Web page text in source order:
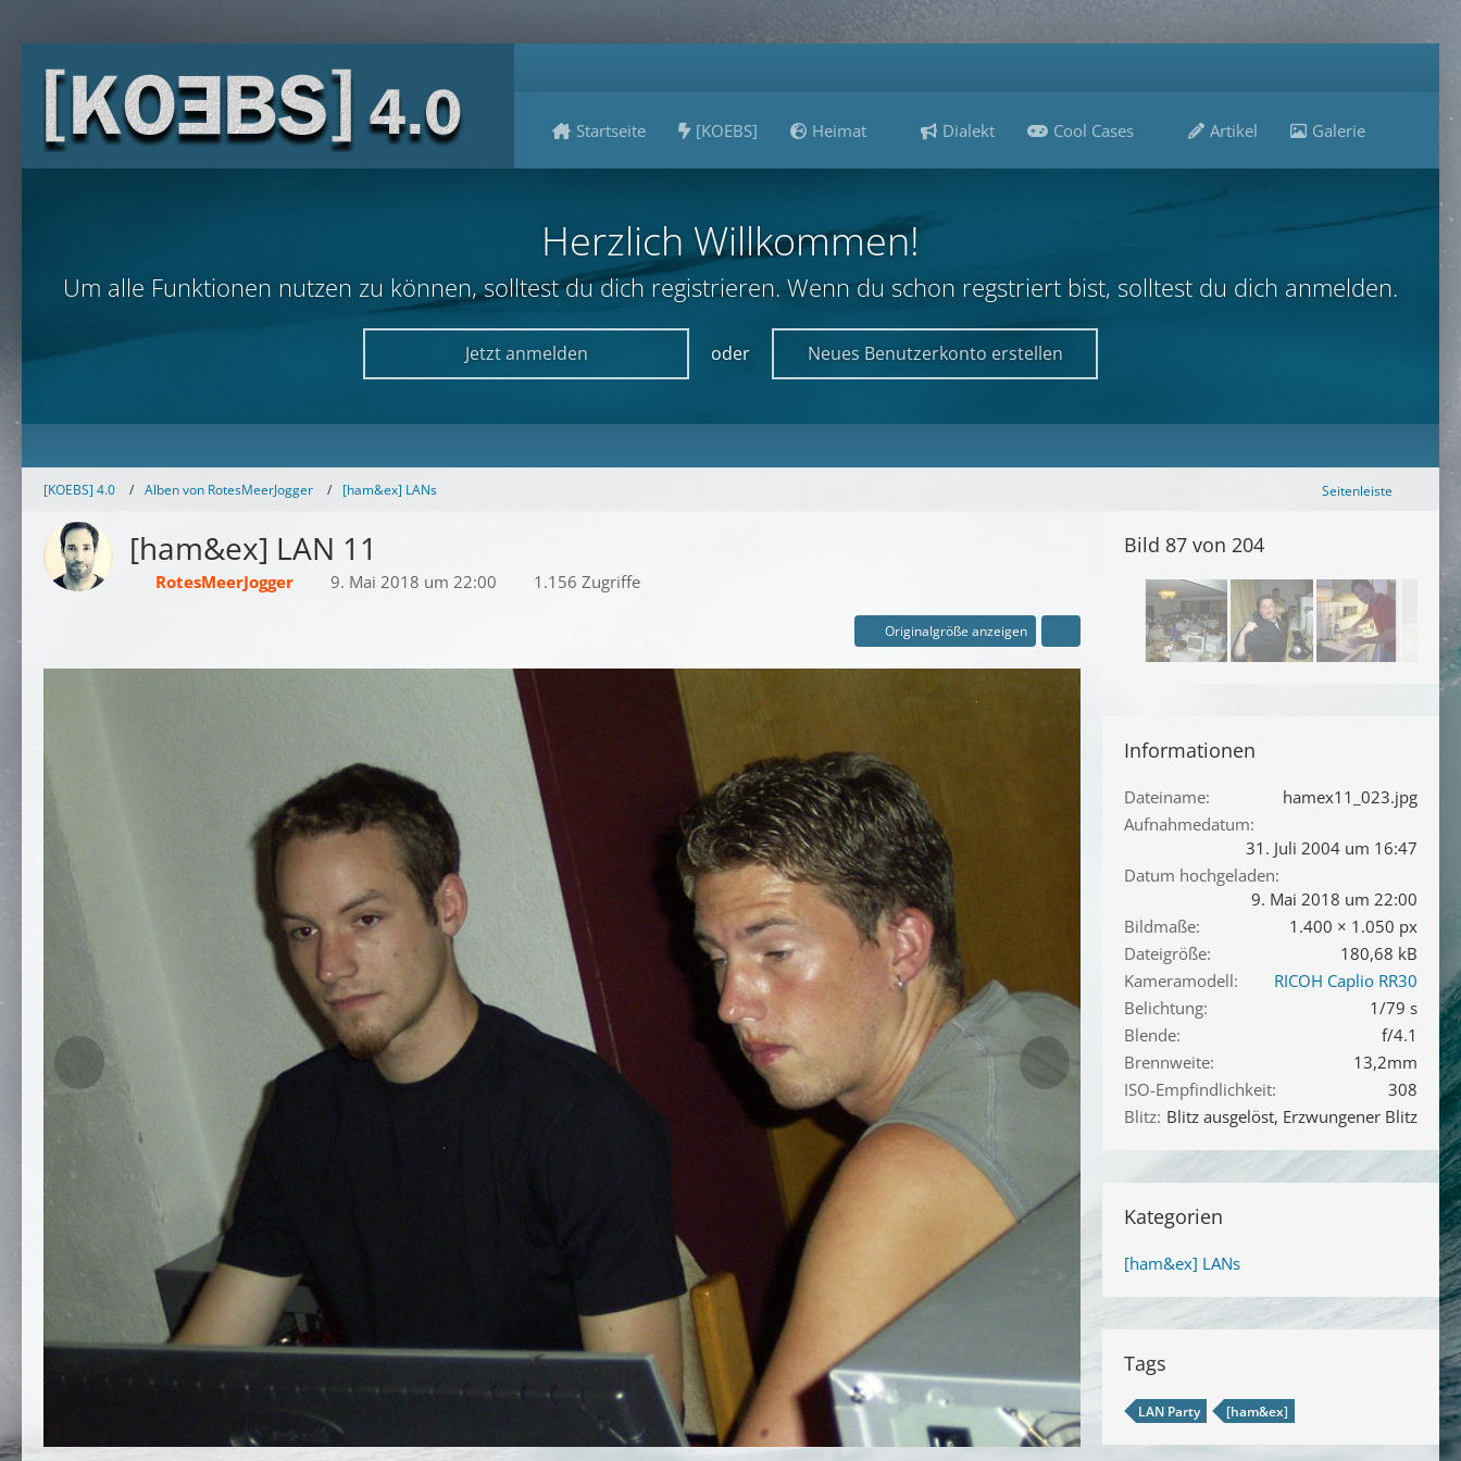
Startseite [KOEBS] Heimat Dialekt Cool Cases Artikel Galerie
Herzlich Willkommen!
Um alle Funktionen nutzen zu können, solltest du dich registrieren. Wenn du schon regstriert bist, solltest du dich anmelden.
Jetzt anmelden oder Neues Benutzerkonto erstellen
[KOEBS] 4.0 Alben von RotesMeerJogger [ham&ex] LANs Seitenleiste
[ham&ex] LAN 11
RotesMeerJogger 9. Mai 2018 um 22:00 1.156 Zugriffe
Originalgröße anzeigen
Bild 87 von 204
Informationen
Dateiname
hamex11_023.jpg
Aufnahmedatum
31. Juli 2004 um 16:47
Datum hochgeladen
9. Mai 2018 um 22:00
Bildmaße
1.400 × 1.050 px
Dateigröße
180,68 kB
Kameramodell
RICOH Caplio RR30
Belichtung
1/79 s
Blende
f/4.1
Brennweite
13,2mm
ISO-Empfindlichkeit
308
Blitz Blitz ausgelöst, Erzwungener Blitz
Kategorien
[ham&ex] LANs
Tags
LAN Party [ham&ex]